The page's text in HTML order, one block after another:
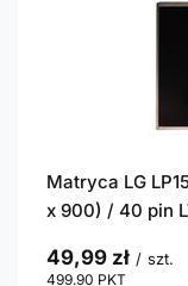
Matryca LG
x 900) / 40 pin
49,99 zł / szt.
499.90 PKT